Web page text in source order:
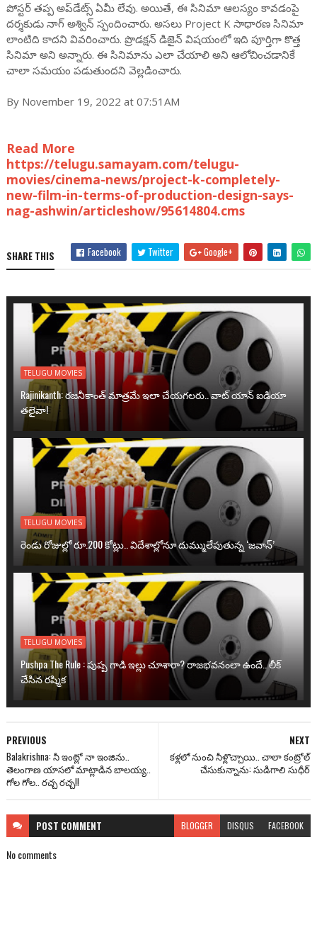
పోస్టర్ తప్ప అప్‌డేట్స్ ఏమీ లేవు. అయితే, ఈ సినిమా ఆలస్యం కావడంపై
దర్శకుడు నాగ్ అశ్విన్ స్పందించారు. అసలు Project K సాధారణ సినిమా
లాంటిది కాదని వివరించారు. ప్రొడక్షన్ డిజైన్ విషయంలో ఇది పూర్తిగా కొత్త
సినిమా అని అన్నారు. ఈ సినిమాను ఎలా చేయాలి అని ఆలోచించడానికే
చాలా సమయం పడుతుందని వెల్లడించారు.
By November 19, 2022 at 07:51AM
Read More
https://telugu.samayam.com/telugu-
movies/cinema-news/project-k-completely-
new-film-in-terms-of-production-design-says-
nag-ashwin/articleshow/95614804.cms
SHARE THIS Facebook Twitter Google+
TELUGU MOVIES
Rajinikanth: రజనీకాంత్ మాత్రమే ఇలా చేయగలరు.. వాట్ యాన్ ఐడియా
తలైవా!
TELUGU MOVIES
రెండు రోజుల్లో రూ.200 కోట్లు.. విదేశాల్లోనూ దుమ్ములేపుతున్న ‘జవాన్’
TELUGU MOVIES
Pushpa The Rule : పుష్ప గాడి ఇల్లు చూశారా? రాజభవనంలా ఉందే.. లీక్
చేసిన రష్మిక
NEXT
కళ్లలో నుంచి నీళ్లొచ్చాయి.. చాలా కంట్రోల్
చేసుకున్నాను: సుడిగాలి సుధీర్
PREVIOUS
Balakrishna: నీ ఇంట్లో నా ఇంజిను..
తెలంగాణ యాసలో మాట్లాడిన బాలయ్య..
గోల గోల.. రచ్చ రచ్చ!!
POST COMMENT BLOGGER DISQUS FACEBOOK
No comments